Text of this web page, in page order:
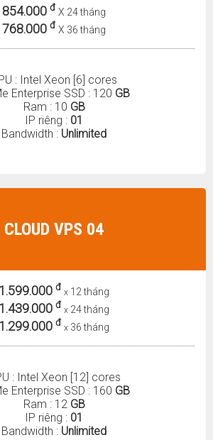
854.000 đ X 24 tháng
768.000 đ X 36 tháng
: Intel Xeon [6] cores
Enterprise SSD : 120 GB
Ram : 10 GB
IP riêng : 01
Bandwidth : Unlimited
CLOUD VPS 04
1.599.000 đ x 12 tháng
1.439.000 đ x 24 tháng
1.299.000 đ x 36 tháng
: Intel Xeon [12] cores
Enterprise SSD : 160 GB
Ram : 12GB
IP riêng : 01
Bandwidth : Unlimited